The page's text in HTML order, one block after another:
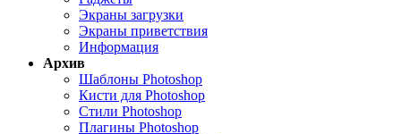
Экраны загрузки
Экраны приветствия
Информация
Архив
Шаблоны Photoshop
Кисти для Photoshop
Стили Photoshop
Плагины Photoshop